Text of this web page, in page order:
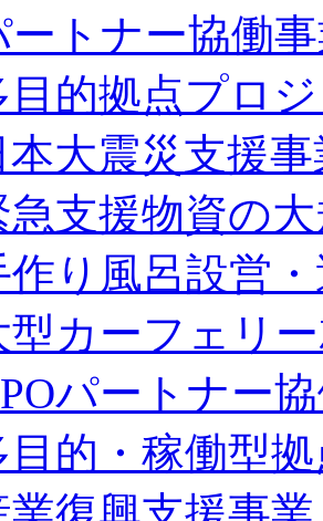
ートナー協働
目的拠点プロ
本大震災支援事
急支援物資の
作り風呂設営
型カーフェリ
パートナー
目的・稼働型